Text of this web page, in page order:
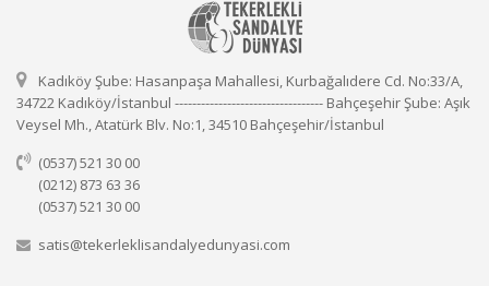
Kadıköy Şube: Hasanpaşa Mahallesi, Kurbağalıdere Cd. No:33/A,
34722 Kadıköy/İstanbul ---------------------------------- Bahçeşehir Şube: Aşık
Veysel Mh., Atatürk Blv. No:1, 34510 Bahçeşehir/İstanbul
(0537) 521 30 00
(0212) 873 63 36
(0537) 521 30 00
satis@tekerleklisandalyedunyasi.com